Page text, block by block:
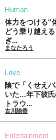
Human
体力をつける“
どう乗り越え
ぎ...
まなたろう
Love
陰で「くせえ
いた…年下彼氏
トラウ...
古川諭香
Entertainment